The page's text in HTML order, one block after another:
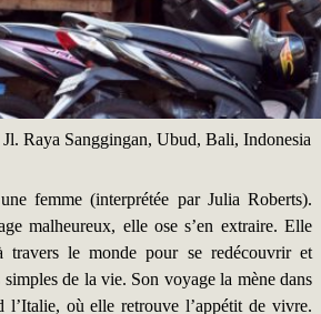
Raya Sanggingan, Ubud, Bali, Indonesia
femme (interprétée par Julia Roberts).
malheureux, elle ose s’en extraire. Elle
travers le monde pour se redécouvrir et
de la vie. Son voyage la mène dans
l’Italie, où elle retrouve l’appétit de vivre.